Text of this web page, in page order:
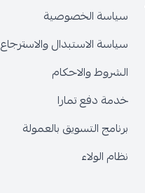
سياسة الخصوصية
سياسة الاستبدال والاسترجاع
الشروط والاحكام
خدمة دفع تمارا
برنامج التسويق بالعمولة
نظام الولاء